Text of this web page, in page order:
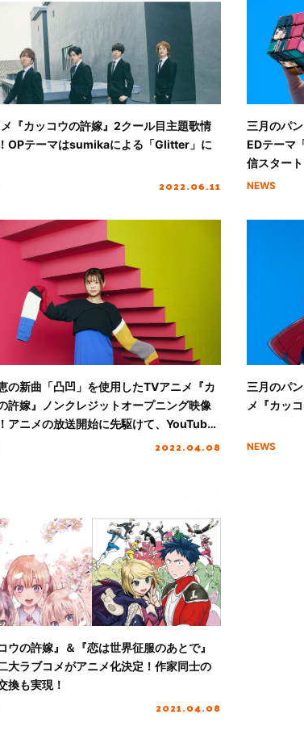
『カッコウの許嫁』2クール目主題歌情
OPテーマはsumikaによる「Glitter」に
2022.06.11
三月のパ
EDテーマ
信スタート
NEWS
の新曲「凸凹」を使用したTVアニメ『カ
許嫁』ノンクレジットオープニング映像
アニメの放送開始に先駆けて、YouTube
行公開中
2022.04.08
三月のパ
メ『カッ
NEWS
ウの許嫁』＆『恋は世界征服のあとで』
大ラブコメがアニメ化決定！作家同士の
換も実現！
2021.04.08